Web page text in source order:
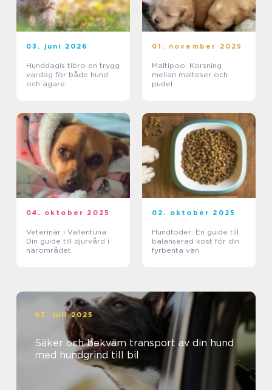
03. juni 2026
Hunddagis tibro en trygg
vardag för både hund
och ägare
01. november 2025
Maltipoo: Korsning
mellan malteser och
pudel
04. oktober 2025
Veterinär i Vallentuna:
Din guide till djurvård i
närområdet
02. oktober 2025
Hundfoder: En guide till
balanserad kost för din
fyrbenta vän
03. juli 2025
Säker och bekväm transport av din hund
med hundgrind till bil